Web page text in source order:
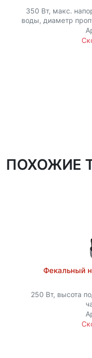
350 Вт, макс.
воды, диаметр
ПОХОЖИЕ
Фекальный
250 Вт, высота